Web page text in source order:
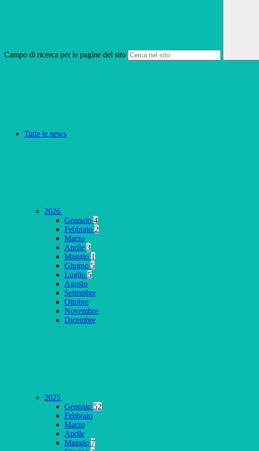
Campo di ricerca per le pagine del sito
Tutte le news
2026
Gennaio 4
Febbraio 2
Marzo
Aprile 3
Maggio 1
Giugno 5
Luglio 5
Agosto
Settembre
Ottobre
Novembre
Dicembre
2025
Gennaio 52
Febbraio
Marzo
Aprile
Maggio 7